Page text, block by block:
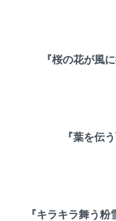
『桜の花が風
『葉を伝
『キラキラ舞う粉